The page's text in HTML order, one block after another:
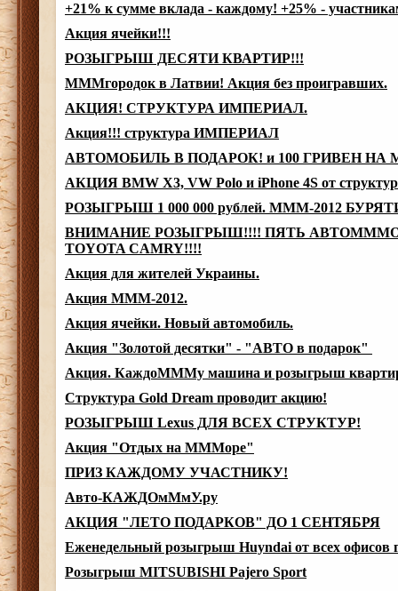
+21% к сумме вклада - каждому! +25% -
Акция ячейки!!!
РОЗЫГРЫШ ДЕСЯТИ КВАРТИР!!!
МММгородок в Латвии! Акция без проигравших.
АКЦИЯ! СТРУКТУРА ИМПЕРИАЛ.
Акция!!! структура ИМПЕРИАЛ
АВТОМОБИЛЬ В ПОДАРОК! и 100 ГРИВЕН
АКЦИЯ BMW X3, VW Polo и iPhone 4S от
РОЗЫГРЫШ 1 000 000 рублей. МММ-2012
ВНИМАНИЕ РОЗЫГРЫШ!!!! ПЯТЬ
TOYOTA CAMRY!!!!
Акция для жителей Украины.
Акция МММ-2012.
Акция ячейки. Новый автомобиль.
Акция "Золотой десятки" - "АВТО в подарок"
Акция. КаждоМММу машина и розыгрыш
Структура Gold Dream проводит акцию!
РОЗЫГРЫШ Lexus ДЛЯ ВСЕХ СТРУКТУР!
Акция "Отдых на МММоре"
ПРИЗ КАЖДОМУ УЧАСТНИКУ!
Авто-КАЖДОмМмУ.ру
АКЦИЯ "ЛЕТО ПОДАРКОВ" ДО 1 СЕНТЯБРЯ
Еженедельный розыгрыш Huyndai от всех офисов
Розыгрыш MITSUBISHI Pajero Sport